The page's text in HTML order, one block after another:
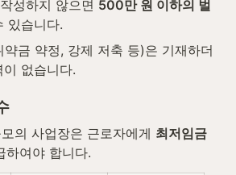
성하지 않으면 500만 원 이하의 벌
있습니다.
약금 약정, 강제 저축 등)은 기재하더
없습니다.
의 사업장은 근로자에게 최저임금
하여야 합니다.